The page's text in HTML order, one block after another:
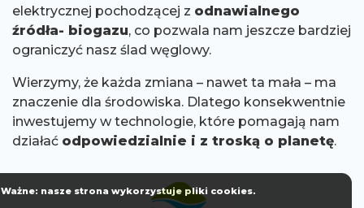
elektrycznej pochodzącej z odnawialnego
źródła- biogazu, co pozwala nam jeszcze bardziej
ograniczyć nasz ślad węglowy.
Wierzymy, że każda zmiana – nawet ta mała – ma
znaczenie dla środowiska. Dlatego konsekwentnie
inwestujemy w technologie, które pomagają nam
działać odpowiedzialnie i z troską o planetę.
Ważne: nasze strona wykorzystuje pliki cookies.